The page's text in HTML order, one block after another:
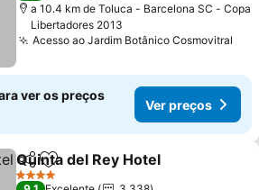
a 10.4 km de Toluca - Barcelona SC - Copa
Libertadores 2013
Acesso ao Jardim Botânico Cosmovitral
ver os preços
Ver preços
PartilharAdicionar aos favoritos
Quinta del Rey Hotel
4 Estrelas